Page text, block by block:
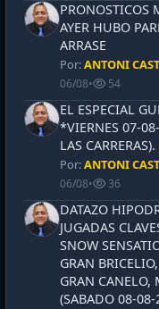
PRONOSTICOS
AYER HUBO
ARRASE
Por:ANTONI
06/08• 54
EL ESPECIAL
*VIERNES 07-
LAS
Por:ANTONI
06/08• 36
DATAZO
JUGADAS
SNOW
GRAN
GRAN CANELO,
(SABADO 08-